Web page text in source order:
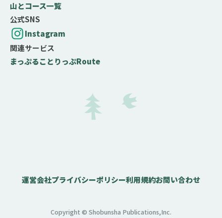
山とコース一覧
公式SNS
Instagram
関連サービス
まっぷることりっぷRoute
運営会社プライバシーポリシー利用規約お問い合わせ
Copyright © Shobunsha Publications,Inc.